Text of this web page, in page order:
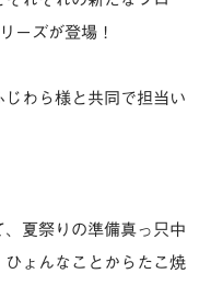
ーズが登場！
じわら様と共同で担当い
夏祭りの準備真っ只中
ょんなことからたこ焼